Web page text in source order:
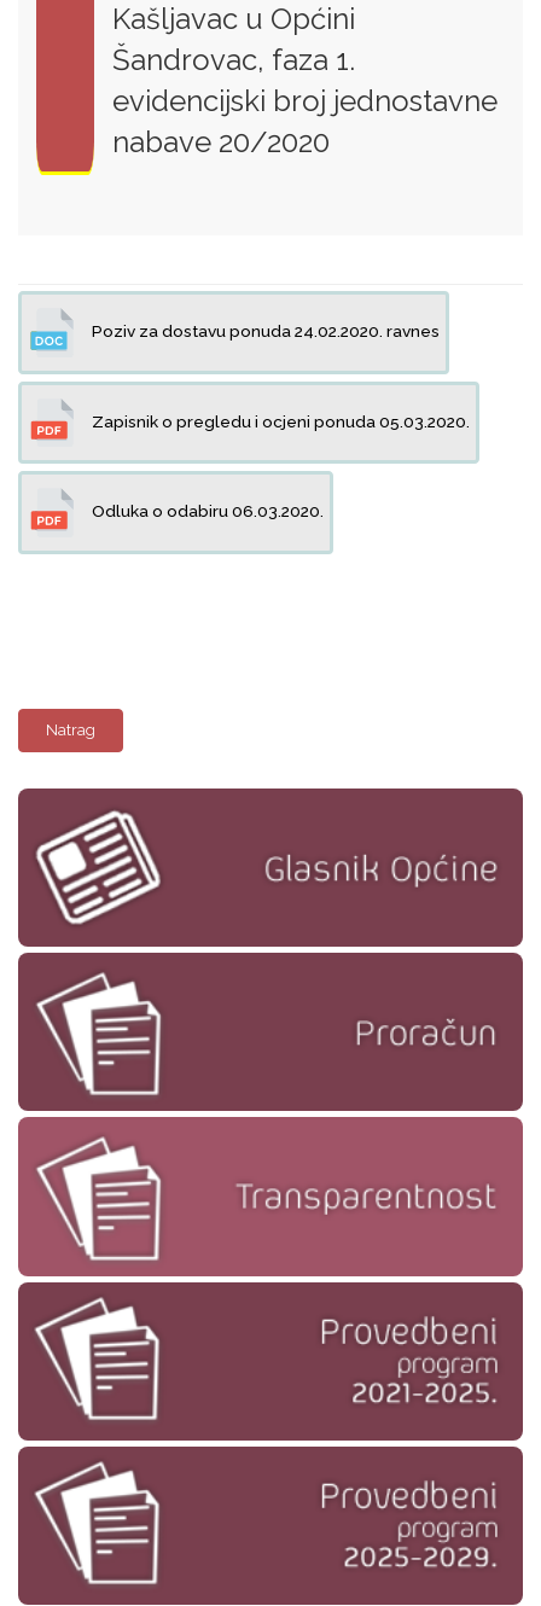
Kašljavac u Općini
Šandrovac, faza 1.
evidencijski broj jednostavne
nabave 20/2020
Poziv za dostavu ponuda 24.02.2020. ravnes
Zapisnik o pregledu i ocjeni ponuda 05.03.2020.
Odluka o odabiru 06.03.2020.
Natrag